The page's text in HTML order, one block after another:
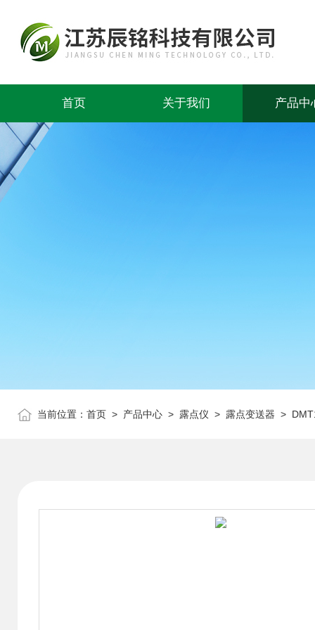
首页 关于我们 产品中
当前位置： 首页 > 产品中心 > 露点仪 > 露点变送器 >